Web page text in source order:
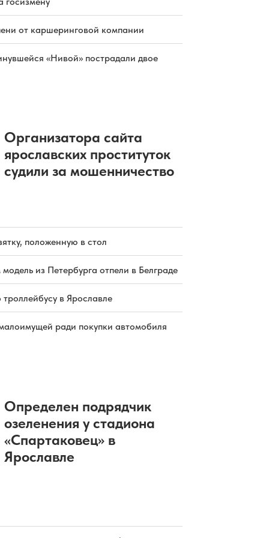
06.08.2026 17:19|ХОККЕЙ
Экс-работница аптеки отсудила
почти 800 тысяч за увольнение
Резервисты отряда «БАРС» выходят
от каршеринговой компании
«Нивой» пострадали двое
Организатора сайта
ярославских проституток
судили за мошенничество
положенную в стол
из Петербурга отпели в Белграде
троллейбусу в Ярославле
ради покупки автомобиля
Определен подрядчик
озеленения у стадиона
«Спартаковец» в
Ярославле